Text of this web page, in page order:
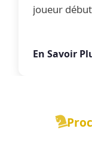
joueur
le club
de jeu libre
En Savoir